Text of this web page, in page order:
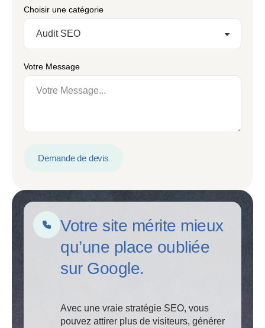
Choisir une catégorie
Votre Message
Demande de devis
Votre site mérite mieux
qu’une place oubliée
sur Google.
Avec une vraie stratégie SEO, vous
pouvez attirer plus de visiteurs, générer